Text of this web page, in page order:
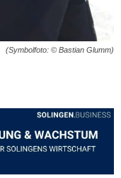
(Symbolfoto: © Bastian Glumm)